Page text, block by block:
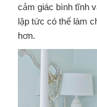
cảm giác bình tĩnh
lập tức có thể làm
hơn.